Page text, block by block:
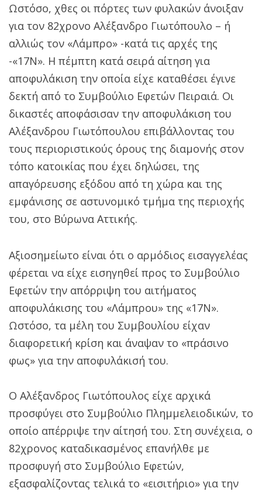
Ωστόσο, χθες οι πόρτες των φυλακών άνοιξαν
για τον 82χρονο Αλέξανδρο Γιωτόπουλο – ή
αλλιώς τον «Λάμπρο» -κατά τις αρχές της
-«17Ν». Η πέμπτη κατά σειρά αίτηση για
αποφυλάκιση την οποία είχε καταθέσει έγινε
δεκτή από το Συμβούλιο Εφετών Πειραιά. Οι
δικαστές αποφάσισαν την αποφυλάκιση του
Αλέξανδρου Γιωτόπουλου επιβάλλοντας του
τους περιοριστικούς όρους της διαμονής στον
τόπο κατοικίας που έχει δηλώσει, της
απαγόρευσης εξόδου από τη χώρα και της
εμφάνισης σε αστυνομικό τμήμα της περιοχής
του, στο Βύρωνα Αττικής.
Αξιοσημείωτο είναι ότι ο αρμόδιος εισαγγελέας
φέρεται να είχε εισηγηθεί προς το Συμβούλιο
Εφετών την απόρριψη του αιτήματος
αποφυλάκισης του «Λάμπρου» της «17Ν».
Ωστόσο, τα μέλη του Συμβουλίου είχαν
διαφορετική κρίση και άναψαν το «πράσινο
φως» για την αποφυλάκισή του.
Ο Αλέξανδρος Γιωτόπουλος είχε αρχικά
προσφύγει στο Συμβούλιο Πλημμελειοδικών, το
οποίο απέρριψε την αίτησή του. Στη συνέχεια, ο
82χρονος καταδικασμένος επανήλθε με
προσφυγή στο Συμβούλιο Εφετών,
εξασφαλίζοντας τελικά το «εισιτήριο» για την